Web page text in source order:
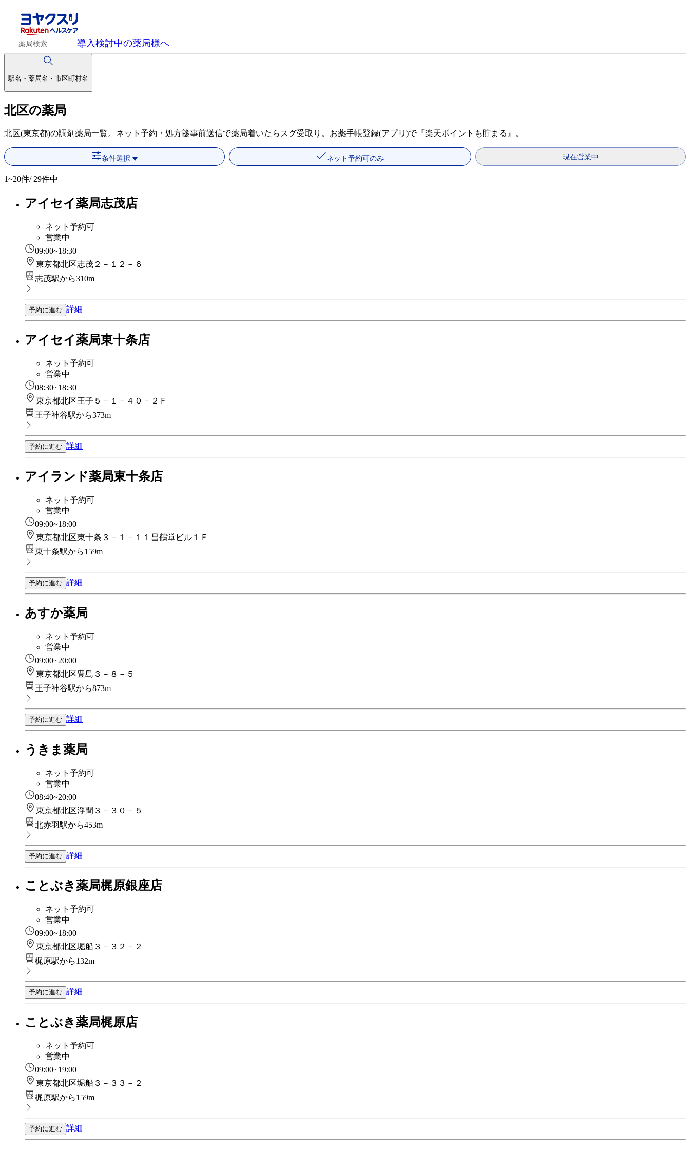
薬局検索 導入検討中の薬局様へ
駅名・薬局名・市区町村名
北区の薬局
北区(東京都)の調剤薬局一覧。ネット予約・処方箋事前送信で薬局着いたらスグ受取り。お薬手帳登録(アプリ)で『楽天ポイントも貯まる』。
条件選択 ネット予約可のみ 現在営業中
1~20件/ 29件中
アイセイ薬局志茂店
ネット予約可
営業中
09:00~18:30
東京都北区志茂２－１２－６
志茂駅から310m
予約に進む 詳細
アイセイ薬局東十条店
ネット予約可
営業中
08:30~18:30
東京都北区王子５－１－４０－２Ｆ
王子神谷駅から373m
予約に進む 詳細
アイランド薬局東十条店
ネット予約可
営業中
09:00~18:00
東京都北区東十条３－１－１１昌鶴堂ビル１Ｆ
東十条駅から159m
予約に進む 詳細
あすか薬局
ネット予約可
営業中
09:00~20:00
東京都北区豊島３－８－５
王子神谷駅から873m
予約に進む 詳細
うきま薬局
ネット予約可
営業中
08:40~20:00
東京都北区浮間３－３０－５
北赤羽駅から453m
予約に進む 詳細
ことぶき薬局梶原銀座店
ネット予約可
営業中
09:00~18:00
東京都北区堀船３－３２－２
梶原駅から132m
予約に進む 詳細
ことぶき薬局梶原店
ネット予約可
営業中
09:00~19:00
東京都北区堀船３－３３－２
梶原駅から159m
予約に進む 詳細